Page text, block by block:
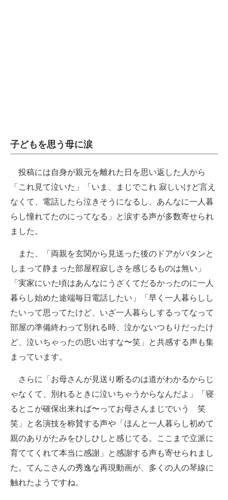
子どもを思う母に涙
投稿には自身が親元を離れた日を思い返した人から
「これ見て泣いた」「いま、まじでこれ 寂しいけど言え
なくて、電話したら泣きそうになるし、あんなに一人暮
らし憧れてたのにってなる」と涙する声が多数寄せられ
ました。
また、「両親を玄関から見送った後のドアがバタンと
しまって静まった部屋程寂しさを感じるものは無い」
「実家にいた頃はあんなにうざくてだるかったのに一人
暮らし始めた途端毎日電話したい」「早く一人暮らしし
たいって思ってたけど、いざ一人暮らしするってなって
部屋の準備終わって別れる時、泣かないつもりだったけ
ど、泣いちゃったの思い出すな〜笑」と共感する声も集
まっています。
さらに「お母さんが見送り断るのは道がわかるからじ
ゃなくて、別れるときに泣いちゃうからなんだよ」「寝
るとこが確保出来れば〜ってお母さんまじでいう 笑
笑」と名演技を称賛する声や「ほんと一人暮らし初めて
親のありがたみをひしひしと感じてる。ここまで立派に
育ててくれて本当に感謝」と感謝する声も寄せられまし
た。てんこさんの秀逸な再現動画が、多くの人の琴線に
触れたようですね。